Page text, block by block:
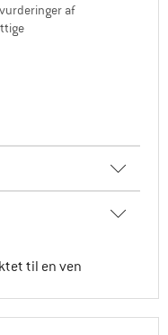
af
til en ven